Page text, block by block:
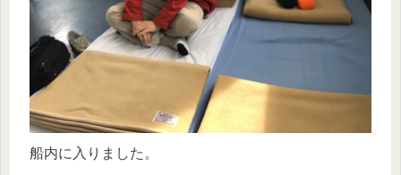
船内に入りました。